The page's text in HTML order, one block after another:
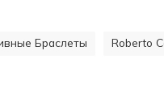
Браслеты Roberto